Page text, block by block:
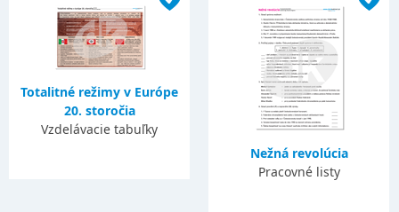
Totalitné režimy v Európe
20. storočia
Vzdelávacie tabuľky
Nežná revolúcia
Pracovné listy